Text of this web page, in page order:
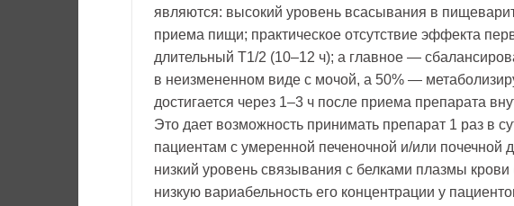
являются: высокий уровень всасывания в
приема пищи; практическое отсутствие эффекта
длительный T1/2 (10–12 ч); а главное —
в неизмененном виде с мочой, а 50% —
достигается через 1–3 ч после приема препарата
Это дает возможность принимать препарат 1 раз в
пациентам с умеренной печеночной и/или
низкий уровень связывания с белками плазмы крови
низкую вариабельность его концентрации у